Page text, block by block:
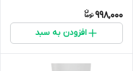
998,000
افزودن به سبد